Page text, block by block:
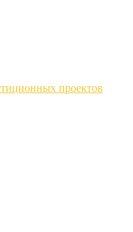
проектов